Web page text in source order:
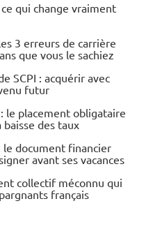
qui change vraiment
3 erreurs de carrière
que vous le sachiez
SCPI : acquérir avec
futur
le placement obligataire
baisse des taux
document financier
avant ses vacances
collectif méconnu qui
français